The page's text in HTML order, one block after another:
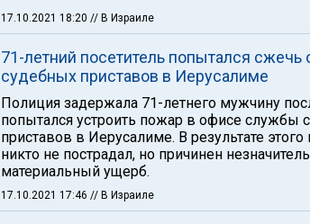
17.10.2021 18:20 // В Израиле
71-летний посетитель попытался
судебных приставов в Иерусалиме
Полиция задержала 71-летнего мужчину
попытался устроить пожар в офисе службы
приставов в Иерусалиме. В результате этого
никто не пострадал, но причинен
материальный ущерб.
17.10.2021 17:46 // В Израиле